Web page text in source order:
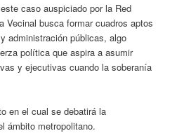
caso auspiciado por la Red
Vecinal busca formar cuadros aptos
administración públicas, algo
política que aspira a asumir
y ejecutivas cuando la soberanía
en el cual se debatirá la
ámbito metropolitano.